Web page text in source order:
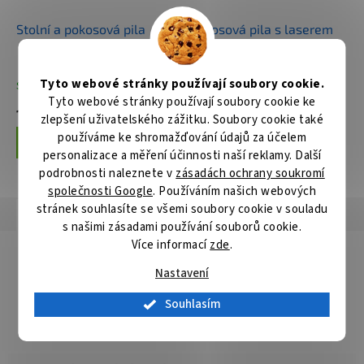
Tyto webové stránky používají soubory cookie.
Tyto webové stránky používají soubory cookie ke
zlepšení uživatelského zážitku. Soubory cookie také
používáme ke shromažďování údajů za účelem
personalizace a měření účinnosti naší reklamy. Další
podrobnosti naleznete v zásadách ochrany soukromí
společnosti Google. Používáním našich webových
stránek souhlasíte se všemi soubory cookie v souladu
s našimi zásadami používání souborů cookie.
Více informacízde.
Nastavení
Souhlasím
Stolní a pokosová pila
Skladem
18 757 Kč
Do košíku
Pokosová pila s laserem
305mm,1800W
Skladem
23 020 Kč
Do košíku
Popis Hodnocení Diskuze
Detailní popis produktu
Standardní řada pilových kotoučů pro řezání dřeva pokosovými
pilami. Konstrukce kotoučů je upravená pro spolehlivý řez a
dlouhou životnost.